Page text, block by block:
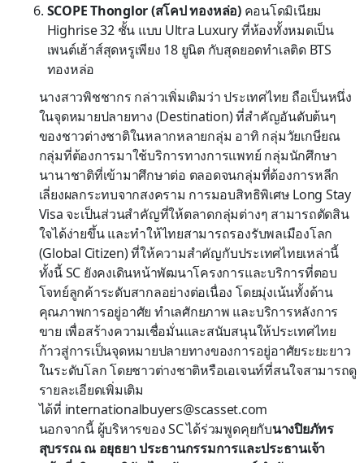
SCOPE Thonglor(สโคป ทองหล่อ)คอนโดมิเนียม
Highrise 32 ชั้น แบบ Ultra Luxury ที่ห้องทั้งหมดเป็น
เพนต์เฮ้าส์สุดหรูเพียง 18 ยูนิต กับสุดยอดทำเลติด BTS
ทองหล่อ
นางสาวพิชชากร กล่าวเพิ่มเติมว่า ประเทศไทย ถือเป็นหนึ่ง
ในจุดหมายปลายทาง (Destination) ที่สำคัญอันดับต้นๆ
ของชาวต่างชาติในหลากหลายกลุ่ม อาทิ กลุ่มวัยเกษียณ
กลุ่มที่ต้องการมาใช้บริการทางการแพทย์ กลุ่มนักศึกษา
นานาชาติที่เข้ามาศึกษาต่อ ตลอดจนกลุ่มที่ต้องการหลีก
เลี่ยงผลกระทบจากสงคราม การมอบสิทธิพิเศษ Long Stay
Visa จะเป็นส่วนสำคัญที่ให้ตลาดกลุ่มต่างๆ สามารถตัดสิน
ใจได้ง่ายขึ้น และทำให้ไทยสามารถรองรับพลเมืองโลก
(Global Citizen) ที่ให้ความสำคัญกับประเทศไทยเหล่านี้
ทั้งนี้ SC ยังคงเดินหน้าพัฒนาโครงการและบริการที่ตอบ
โจทย์ลูกค้าระดับสากลอย่างต่อเนื่อง โดยมุ่งเน้นทั้งด้าน
คุณภาพการอยู่อาศัย ทำเลศักยภาพ และบริการหลังการ
ขาย เพื่อสร้างความเชื่อมั่นและสนับสนุนให้ประเทศไทย
ก้าวสู่การเป็นจุดหมายปลายทางของการอยู่อาศัยระยะยาว
ในระดับโลก โดยชาวต่างชาติหรือเอเจนท์ที่สนใจสามารถดู
รายละเอียดเพิ่มเติม
ได้ที่ internationalbuyers@scasset.com
นอกจากนี้ ผู้บริหารของ SC ได้ร่วมพูดคุยกับนางปิยภัทร
สุบรรณ ณ อยุธยา ประธานกรรมการและประธานเจ้า